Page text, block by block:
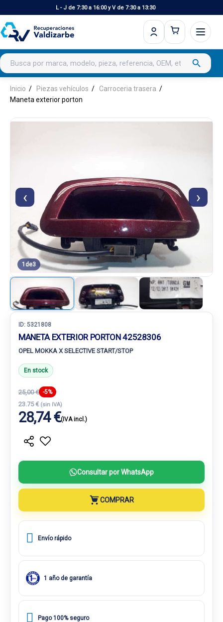
L - J de 7:30 a 16:00 y V de 7:30 a 13:30
Buscar productos search
Inicio Piezas vehículos
Carroceria trasera
Maneta exterior porton
‹ ›
1 de3
ID: 5321808
MANETA EXTERIOR PORTON 42528306
OPEL MOKKA X SELECTIVE START/STOP
En stock
25,00 € -5%
23.75 € (sin IVA)
28,74 €(IVA incl.)
Consultar por WhatsApp
COMPRAR
Envío rápido
1 año de garantía
Pago 100% seguro